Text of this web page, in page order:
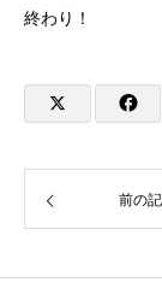
終わり！
前の